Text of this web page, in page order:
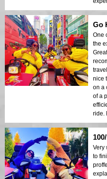
Go
One
the
nice
on a
of a
ride.
Very
to